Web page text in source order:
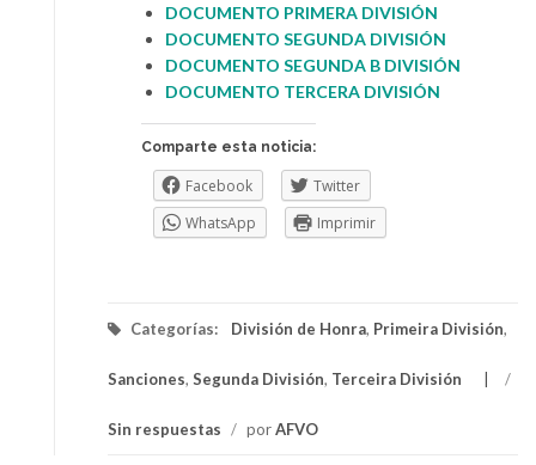
DOCUMENTO PRIMERA DIVISIÓN
DOCUMENTO SEGUNDA DIVISIÓN
DOCUMENTO SEGUNDA B DIVISIÓN
DOCUMENTO TERCERA DIVISIÓN
Comparte esta noticia:
Facebook
Twitter
WhatsApp
Imprimir
Categorías: División de Honra, Primeira División,
Sanciones, Segunda División, Terceira División /
Sin respuestas / porAFVO